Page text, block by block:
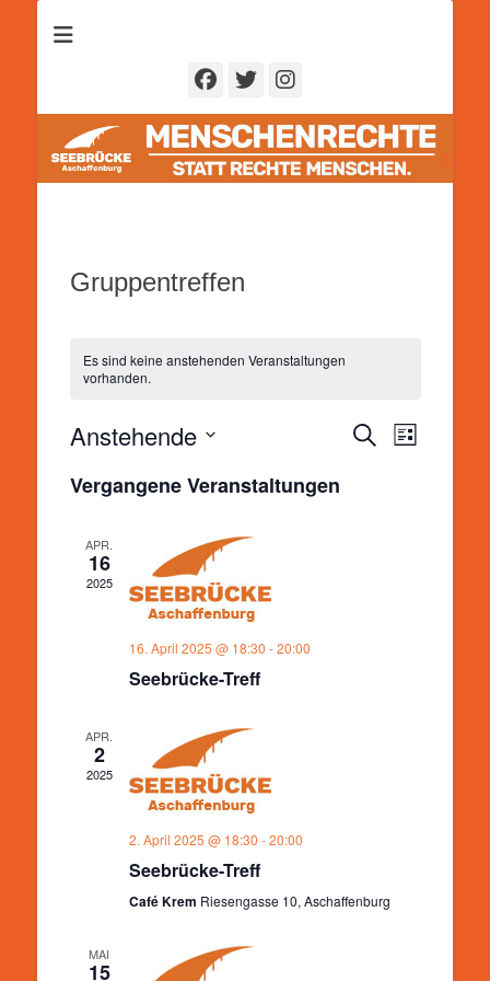
Facebook
Twitter
Instagram
Gruppentreffen
Es sind keine anstehenden Veranstaltungen
vorhanden.
Suche
Liste
Anstehende
wählen.
Vergangene Veranstaltungen
APR.
16
2025
16. April 2025 @ 18:30 -20:00
Seebrücke-Treff
APR.
2
2025
2. April 2025 @ 18:30 -20:00
Seebrücke-Treff
Café Krem Riesengasse 10, Aschaffenburg
MAI
15